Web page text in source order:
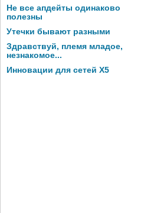
Не все апдейты одинаково
полезны
Утечки бывают разными
Здравствуй, племя младое,
незнакомое...
Инновации для сетей X5